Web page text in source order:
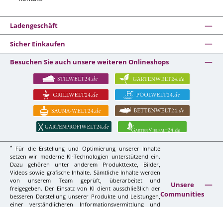
Ladengeschäft
Sicher Einkaufen
Besuchen Sie auch unsere weiteren Onlineshops
*
Für die Erstellung und Optimierung unserer Inhalte
setzen wir moderne KI-Technologien unterstützend ein.
Dazu gehören unter anderem Produkttexte, Bilder,
Videos sowie grafische Inhalte. Sämtliche Inhalte werden
von unserem Team geprüft, überarbeitet und
freigegeben. Der Einsatz von KI dient ausschließlich der
besseren Darstellung unserer Produkte und Leistungen,
einer verständlicheren Informationsvermittlung und
Unsere
Communities